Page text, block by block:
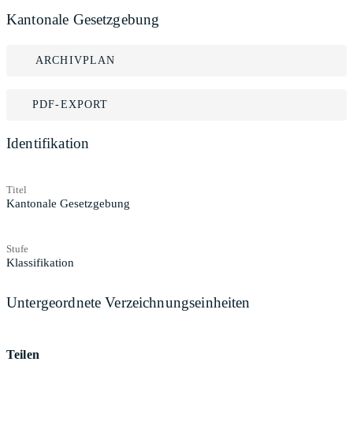
Kantonale Gesetzgebung
ARCHIVPLAN
PDF-EXPORT
Identifikation
Titel
Kantonale Gesetzgebung
Stufe
Klassifikation
Untergeordnete Verzeichnungseinheiten
Teilen